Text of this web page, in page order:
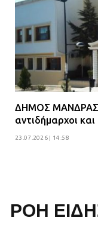
ΔΗΜΟΣ ΜΑΝΔΡΑΣ
αντιδήμαρχοι
23.07.2026 | 14:58
ΡΟΗ